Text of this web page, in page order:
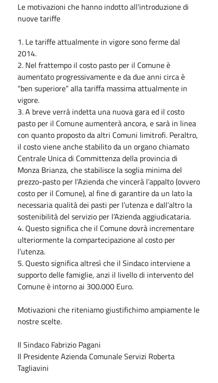
Le motivazioni che hanno indotto all'introduzione di
nuove tariffe
1. Le tariffe attualmente in vigore sono ferme dal
2014.
2. Nel frattempo il costo pasto per il Comune è
aumentato progressivamente e da due anni circa è
“ben superiore” alla tariffa massima attualmente in
vigore.
3. A breve verrà indetta una nuova gara ed il costo
pasto per il Comune aumenterà ancora, e sarà in linea
con quanto proposto da altri Comuni limitrofi. Peraltro,
il costo viene anche stabilito da un organo chiamato
Centrale Unica di Committenza della provincia di
Monza Brianza, che stabilisce la soglia minima del
prezzo-pasto per l’Azienda che vincerà l’appalto (ovvero
costo per il Comune), al fine di garantire da un lato la
necessaria qualità dei pasti per l’utenza e dall’altro la
sostenibilità del servizio per l’Azienda aggiudicataria.
4. Questo significa che il Comune dovrà incrementare
ulteriormente la compartecipazione al costo per
l’utenza.
5. Questo significa altresì che il Sindaco interviene a
supporto delle famiglie, anzi il livello di intervento del
Comune è intorno ai 300.000 Euro.
Motivazioni che riteniamo giustifichimo ampiamente le
nostre scelte.
Il Sindaco Fabrizio Pagani
Il Presidente Azienda Comunale Servizi Roberta
Tagliavini